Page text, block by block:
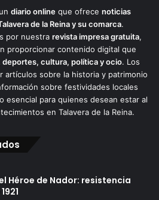
diario online que ofrece noticias
de la Reina y su comarca.
por nuestra revista impresa gratuita,
proporcionar contenido digital que
cultura, política y ocio. Los
artículos sobre la historia y patrimonio
sobre festividades locales
esencial para quienes desean estar al
en Talavera de la Reina.
Héroe de Nador: resistencia